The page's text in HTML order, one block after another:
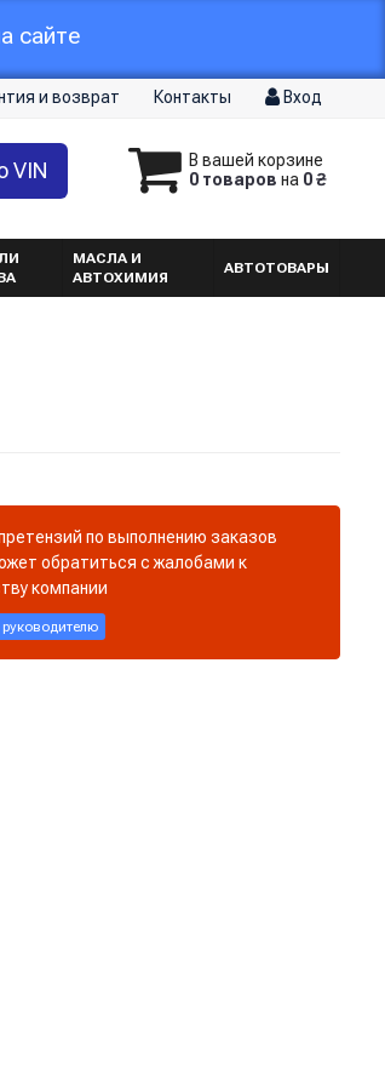
сайте
и возврат Контакты Вход
В вашей корзине
0 товаров на 0 ₴
VIN
МАСЛА И
АВТОХИМИЯ
АВТОТОВАРЫ
по выполнению заказов
обратиться с жалобами к
компании